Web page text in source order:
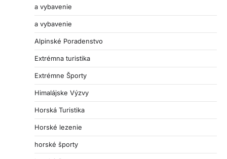
a vybavenie
a vybavenie
Alpinské Poradenstvo
Extrémna turistika
Extrémne Športy
Himalájske Výzvy
Horská Turistika
Horské lezenie
horské športy